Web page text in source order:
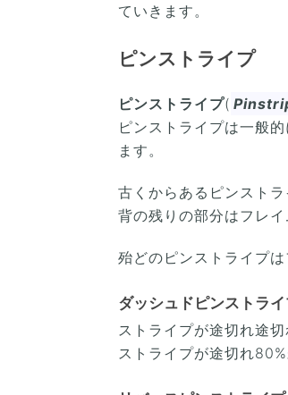
ていきます。
ピンストライプ
ピンストライプ(
ピンストライプは一般
ます。
古くからあるピンスト
背の残りの部分はフレ
殆どのピンストライプ
ダッシュドピンストラ
ストライプが途切れ途
ストライプが途切れ